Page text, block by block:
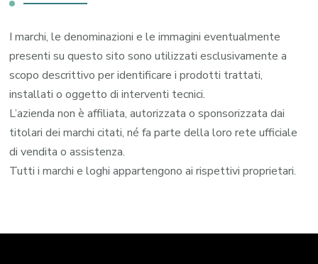
I marchi, le denominazioni e le immagini eventualmente
presenti su questo sito sono utilizzati esclusivamente a
scopo descrittivo per identificare i prodotti trattati,
installati o oggetto di interventi tecnici.
L’azienda non è affiliata, autorizzata o sponsorizzata dai
titolari dei marchi citati, né fa parte della loro rete ufficiale
di vendita o assistenza.
Tutti i marchi e loghi appartengono ai rispettivi proprietari.